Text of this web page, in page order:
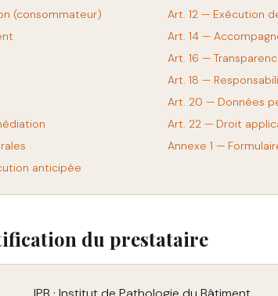
(consommateur)
Art. 12 — Exécution
Art. 14 —
Art. 16 —
Art. 18 —
Art. 20 — Données
Art. 22 — Droit
Annexe 1 —
anticipée
du prestataire